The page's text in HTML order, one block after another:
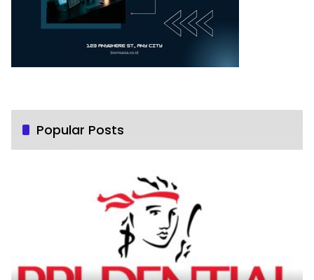
Popular Posts